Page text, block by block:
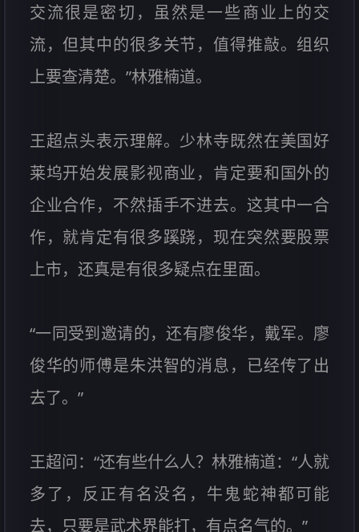
交流很是密切，虽然是一些商业上的交
流，但其中的很多关节，值得推敲。组织
上要查清楚。”林雅楠道。
王超点头表示理解。少林寺既然在美国好
莱坞开始发展影视商业，肯定要和国外的
企业合作，不然插手不进去。这其中一合
作，就肯定有很多蹊跷，现在突然要股票
上市，还真是有很多疑点在里面。
“一同受到邀请的，还有廖俊华，戴军。廖
俊华的师傅是朱洪智的消息，已经传了出
去了。”
王超问：“还有些什么人？林雅楠道：“人就
多了，反正有名没名，牛鬼蛇神都可能
去，只要是武术界能打，有点名气的。”